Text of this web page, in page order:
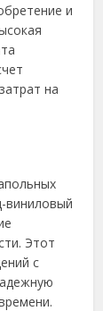
и
на
виниловый
Этот
с